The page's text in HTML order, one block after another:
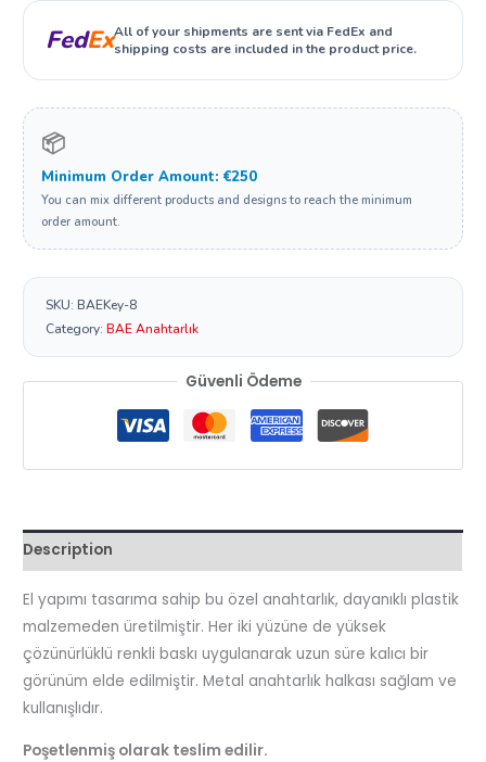
FedExAll of your shipments are sent via FedEx and
shipping costs are included in the product price.
📦
Minimum Order Amount: €250
You can mix different products and designs to reach the minimum
order amount.
SKU:BAEKey-8
Category:BAE Anahtarlık
Güvenli Ödeme
Description
El yapımı tasarıma sahip bu özel anahtarlık, dayanıklı plastik
malzemeden üretilmiştir. Her iki yüzüne de yüksek
çözünürlüklü renkli baskı uygulanarak uzun süre kalıcı bir
görünüm elde edilmiştir. Metal anahtarlık halkası sağlam ve
kullanışlıdır.
Poşetlenmiş olarak teslim edilir.